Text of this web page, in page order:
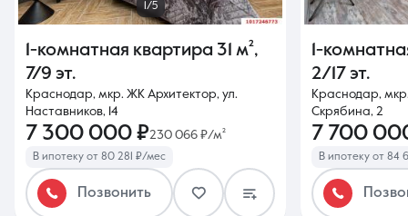
1/5
1-комнатная квартира 31 м²,
7/9 эт.
Краснодар, мкр. ЖК Архитектор, ул.
Наставников, 14
7 300 000 ₽230 066 ₽/м²
В ипотеку от 80 281 ₽/мес
Позвонить
1-
2/17 эт.
Краснодар,
Скрябина, 2
7 700
В ипотеку от 84